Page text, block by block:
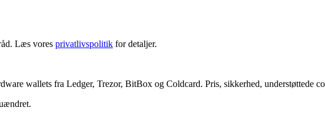
Læs vores privatlivspolitik for detaljer.
wallets fra Ledger, Trezor, BitBox og Coldcard. Pris, sikkerhed, understøttede